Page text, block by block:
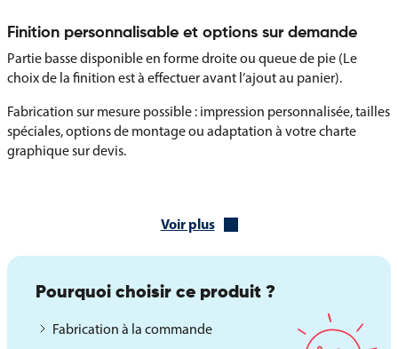
Finition personnalisable et options sur demande
Partie basse disponible en forme droite ou queue de pie (Le
choix de la finition est à effectuer avant l’ajout au panier).
Fabrication sur mesure possible : impression personnalisée, tailles
spéciales, options de montage ou adaptation à votre charte
graphique sur devis.
Voir plus
Pourquoi choisir ce produit ?
Fabrication à la commande